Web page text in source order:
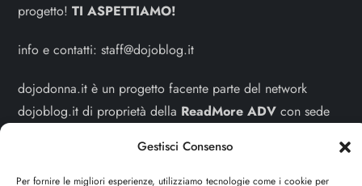
Gestisci Consenso
Per fornire le migliori esperienze, utilizziamo tecnologie come i cookie per
progetto!TI ASPETTIAMO!
info e contatti:staff@dojoblog.it
dojodonna.it è un progetto facente parte del network
dojoblog.it di proprietà della ReadMore ADV con sede